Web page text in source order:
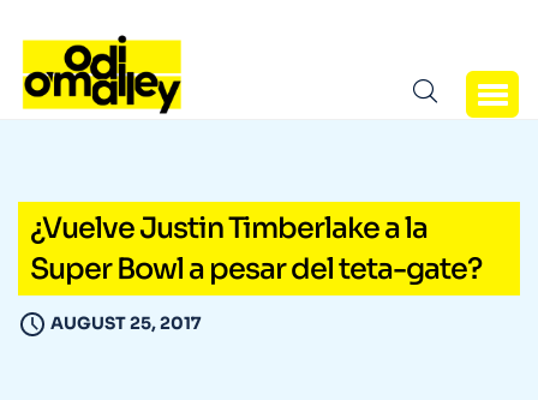
¿Vuelve Justin Timberlake a la
Super Bowl a pesar del teta-gate?
AUGUST 25, 2017